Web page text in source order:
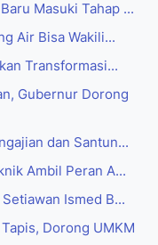
Masuki Tahap ...
Air Bisa Wakili...
Transformasi...
Gubernur Dorong
dan Santun...
Ambil Peran A...
Ismed B...
Dorong UMKM